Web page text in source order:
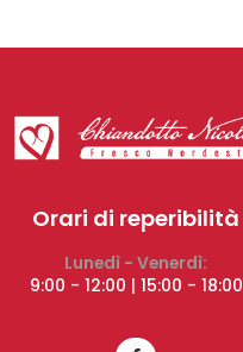
Orari di reperibilità
Lunedì - Venerdì:
9:00 - 12:00 | 15:00 - 18:00